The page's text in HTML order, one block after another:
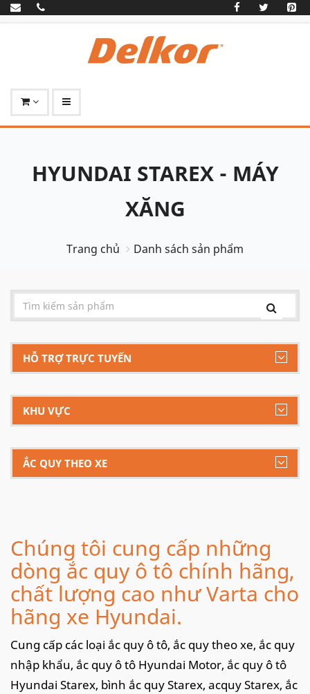
HYUNDAI STAREX - MÁY
XĂNG
Trang chủ Danh sách sản phẩm
HỖ TRỢ TRỰC TUYẾN
KHU VỰC
ẮC QUY THEO XE
Chúng tôi cung cấp những
dòng ắc quy ô tô chính hãng,
chất lượng cao như Varta cho
hãng xe Hyundai.
Cung cấp các loại ắc quy ô tô, ắc quy theo xe, ắc quy
nhập khẩu, ắc quy ô tô Hyundai Motor, ắc quy ô tô
Hyundai Starex, bình ắc quy Starex, acquy Starex, ắc